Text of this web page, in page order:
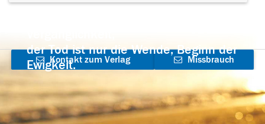
der Tod ist nur die Wende, Beginn der
Ewigkeit.
Kontakt zum Verlag
aufnehmen
Missbrauch